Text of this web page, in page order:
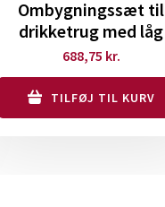
Ombygningssæt til
drikketrug med låg
688,75 kr.
TILFØJ TIL KURV